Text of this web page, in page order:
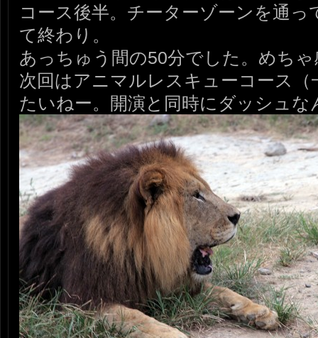
コース後半。チーターゾーンを通
て終わり。
あっちゅう間の50分でした。めち
次回はアニマルレスキューコース（
たいねー。開演と同時にダッシュ